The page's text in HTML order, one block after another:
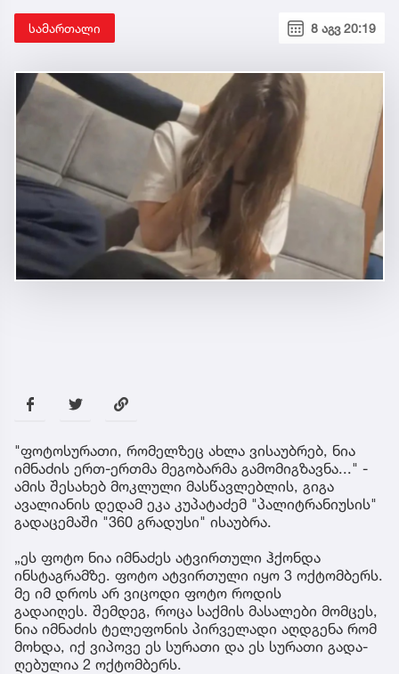
სამართალი 8 აგვ 20:19
"ფოტოსურათი, რომელზეც ახლა ვისაუბრებ, ნია
იმნაძის ერთ-ერთმა მეგობარმა გამომიგზავნა..." -
ამის შესახებ მოკლული მასწავლებლის, გიგა
ავალიანის დედამ ეკა კუპატაძემ "პალიტრანიუსის"
გადაცემაში "360 გრადუსი" ისაუბრა.
„ეს ფოტო ნია იმნაძეს ატვირთული ჰქონდა
ინსტაგრამზე. ფოტო ატვირთული იყო 3 ოქტომბერს.
მე იმ დროს არ ვიცოდი ფოტო როდის
გადაიღეს. შემ­დეგ, როცა საქ­მის მა­სა­ლე­ბი მომ­ცეს,
ნია იმ­ნა­ძის ტე­ლე­ფო­ნის პირ­ვე­ლა­დი აღ­დგე­ნა რომ
მოხ­და, იქ ვი­პო­ვე ეს სუ­რა­თი და ეს სუ­რა­თი გა­და­
ღე­ბუ­ლია 2 ოქ­ტომ­ბერს.